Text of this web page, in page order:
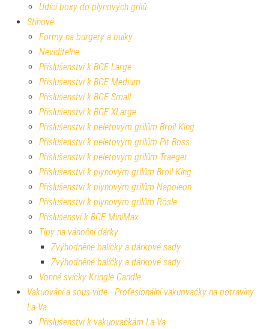
Udící boxy do plynových grilů
Stínové
Formy na burgery a bulky
Neviditelne
Příslušenství k BGE Large
Příslušenství k BGE Medium
Příslušenství k BGE Small
Příslušenství k BGE XLarge
Příslušenství k peletovým grilům Broil King
Příslušenství k peletovým grilům Pit Boss
Příslušenství k peletovým grilům Traeger
Příslušenství k plynovým grilům Broil King
Příslušenství k plynovým grilům Napoleon
Příslušenství k plynovým grilům Rösle
Příslušensví k BGE MiniMax
Tipy na vánoční dárky
Zvýhodněné balíčky a dárkové sady
Zvýhodněné balíčky a dárkové sady
Vonné svíčky Kringle Candle
Vakuování a sous-vide - Profesionální vakuovačky na potraviny
La-Va
Příslušenství k vakuovačkám La-Va